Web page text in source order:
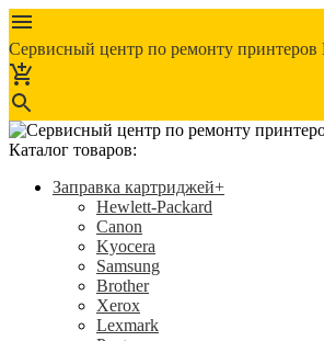
Сервисный центр по ремонту принтеров
Каталог товаров:
Заправка картриджей+
Hewlett-Packard
Canon
Kyocera
Samsung
Brother
Xerox
Lexmark